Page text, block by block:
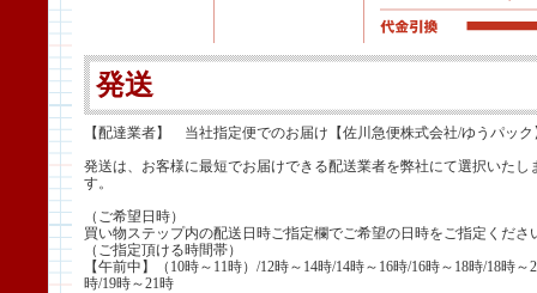
発送
【配達業者】 当社指定便でのお届け【佐川急便株式会社/ゆうパック
発送は、お客様に最短でお届けできる配送業者を弊社にて選択いたし
す。
（ご希望日時）
買い物ステップ内の配送日時ご指定欄でご希望の日時をご指定くださ
（ご指定頂ける時間帯）
【午前中】（10時～11時）/12時～14時/14時～16時/16時～18時/18時～
時/19時～21時